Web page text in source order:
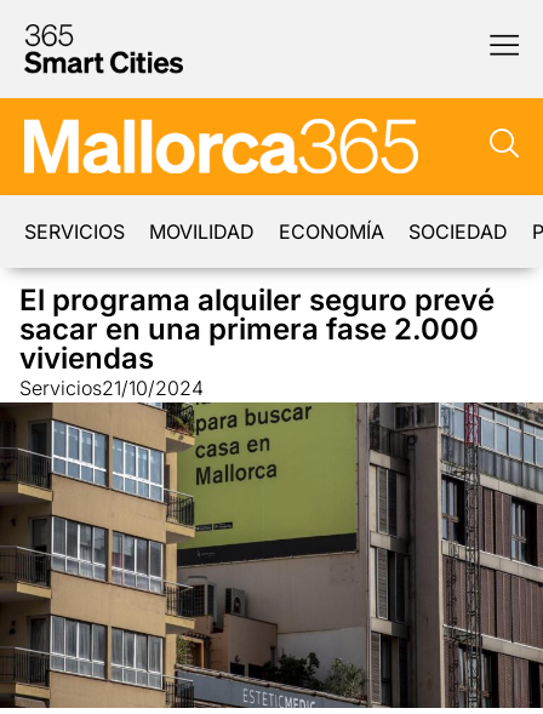
SERVICIOS MOVILIDAD ECONOMÍA SOCIEDAD
El programa alquiler seguro prevé
sacar en una primera fase 2.000
viviendas
Servicios21/10/2024